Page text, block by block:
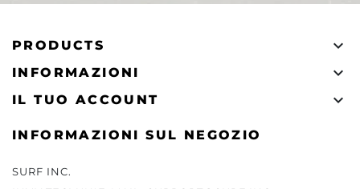
PRODUCTS 
INFORMAZIONI 
IL TUO ACCOUNT 
INFORMAZIONI SUL NEGOZIO
SURF INC.